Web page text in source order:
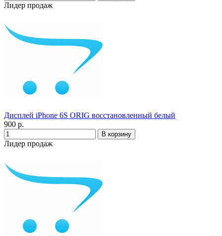
Лидер продаж
Дисплей iPhone 6S ORIG восстановленный белый
900 р.
Лидер продаж